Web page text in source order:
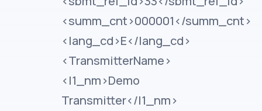
<summ_cnt>000001</summ_cnt>
<lang_cd>E</lang_cd>
<TransmitterName>
<l1_nm>Demo
Transmitter</l1_nm>